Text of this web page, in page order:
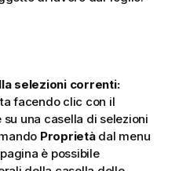
selezioni correnti:
facendo clic con il
una casella di selezioni
Proprietàdal menu
è possibile